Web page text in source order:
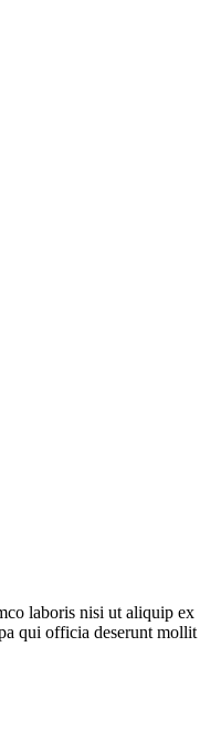
laboris nisi ut aliquip ex
qui officia deserunt mollit